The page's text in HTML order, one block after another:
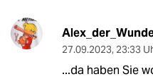
27.09.2023, 23:33
...da haben Sie